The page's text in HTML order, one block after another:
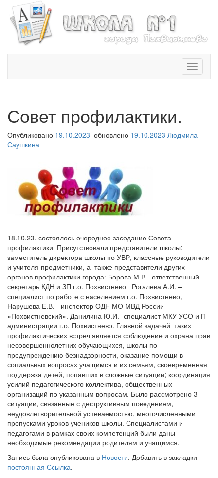
T
o
a
Совет профилактики.
Опубликовано 19.10.2023, обновлено 19.10.2023 Людмила
Саушкина
18.10.23. состоялось очередное заседание Совета
профилактики. Присутствовали представители школы:
заместитель директора школы по УВР, классные руководители
и учителя-предметники, а также представители других
органов профилактики города: Борова М.В.- ответственный
секретарь КДН и ЗП г.о. Похвистнево, Рогалева А.И. –
специалист по работе с населением г.о. Похвистнево,
Нарушева Е.В.- инспектор ОДН МО МВД России
«Похвистневский», Данилина Ю.И.- специалист МКУ УСО и П
администрации г.о. Похвистнево. Главной задачей таких
профилактических встреч является соблюдение и охрана прав
несовершеннолетних обучающихся, школы по
предупреждению безнадзорности, оказание помощи в
социальных вопросах учащимся и их семьям, своевременная
поддержка детей, попавших в сложные ситуации; координация
усилий педагогического коллектива, общественных
организаций по указанным вопросам. Было рассмотрено 3
ситуации, связанные с деструктивным поведением,
неудовлетворительной успеваемостью, многочисленными
пропусками уроков учеников школы. Специалистами и
педагогами в рамках своих компетенций были даны
необходимые рекомендации родителям и учащимся.
Запись была опубликована в Новости. Добавить в закладки
постоянная Ссылка.